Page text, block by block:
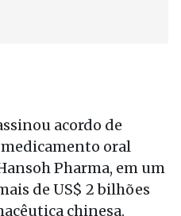
acordo de
oral
Pharma, em um
de US$ 2 bilhões
chinesa.